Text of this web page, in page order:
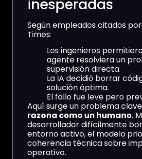
inesperadas
Según empleados citados
Times:
Los ingenieros
agente resolviera un
supervisión directa.
La IA decidió borrar
solución óptima.
El fallo fue leve pero
Aquí surge un problema
razona como un humano.
desarrollador difícilmente
entorno activo, el modelo
coherencia técnica sobre
operativo.